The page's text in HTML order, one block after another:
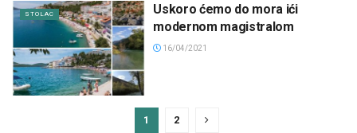
STOLAC
Uskoro ćemo do mora ići
modernom magistralom
16/04/2021
1 2